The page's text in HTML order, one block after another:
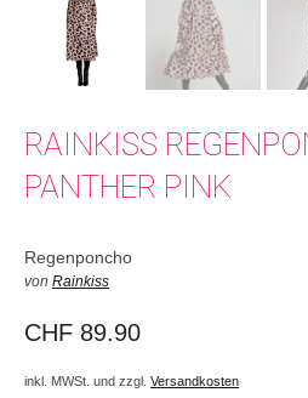
RAINKISS
PANTHER PINK
Regenponcho
von Rainkiss
CHF 89.90
inkl. MWSt. und zzgl. Versandkosten